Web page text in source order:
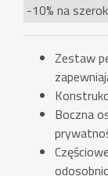
-10% na
Zestaw
Boczna